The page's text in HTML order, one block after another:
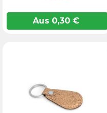
Aus 0,30 €